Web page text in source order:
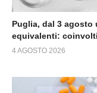
Puglia, dal 3 agosto
equivalenti:
4 AGOSTO 2026